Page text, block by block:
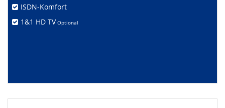
ISDN-Komfort
1&1 HD TV Optional